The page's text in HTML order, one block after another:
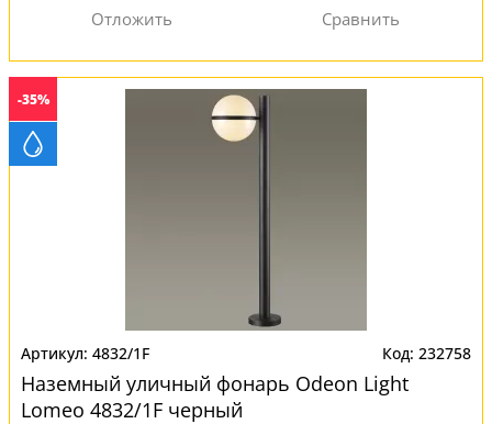
-35%
4832/1F 232758
Наземный уличный фонарь Odeon Light
Lomeo 4832/1F черный